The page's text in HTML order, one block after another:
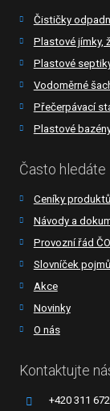
Čističky
Plastové jímky,
Plastové
Vodoměrné
Přečerpávací
Plastové
Často hledáte
Ceníky produktů
Návody a
Provozní řád
Slovníček pojmů
Akce
Novinky
O nás
Kontaktujte
+420 311